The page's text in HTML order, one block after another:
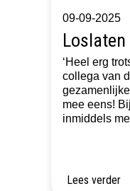
09-09-2025
Loslaten
‘Heel erg
collega van
mee eens!
inmiddels
Lees verder